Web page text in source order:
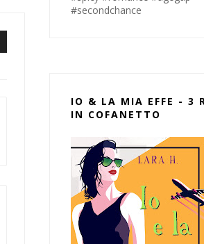
#secondchance
IO & LA MIA EFFE - 3
IN COFANETTO